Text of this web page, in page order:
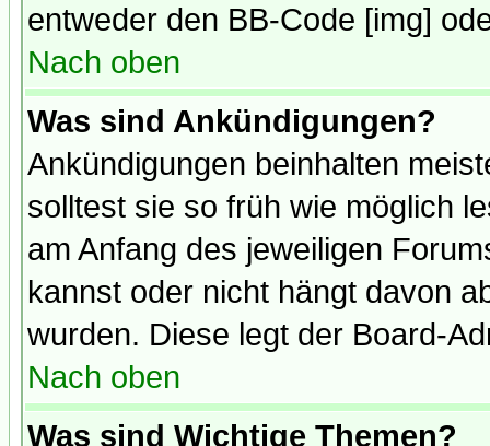
entweder den BB-Code [img]
Nach oben
Was sind Ankündigungen?
Ankündigungen beinhalten
solltest sie so früh wie möglich
am Anfang des jeweiligen
kannst oder nicht hängt davon
wurden. Diese legt der Board-
Nach oben
Was sind Wichtige Themen?